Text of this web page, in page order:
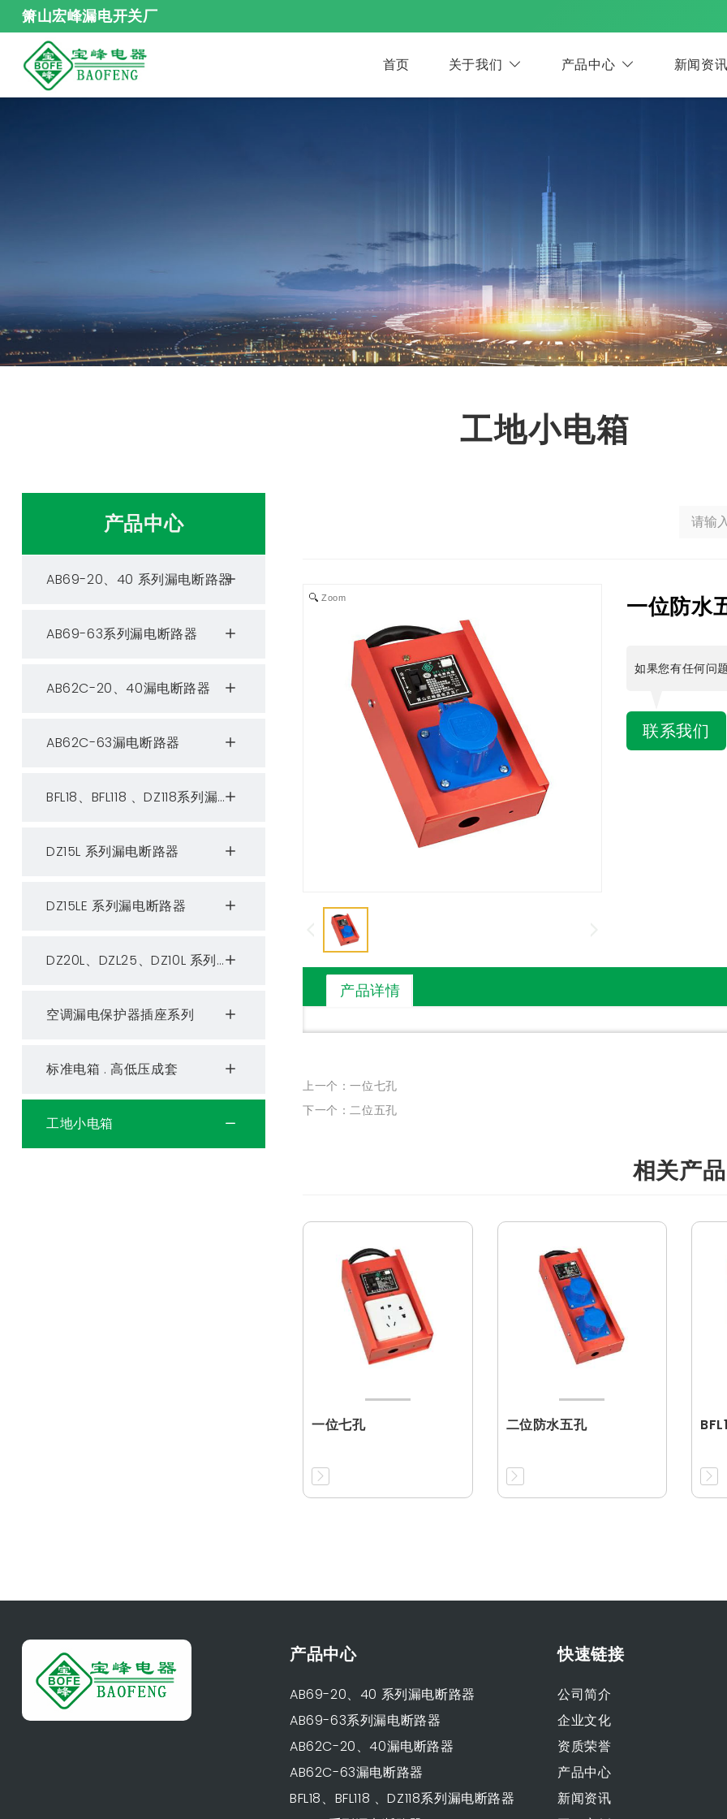
箫山宏峰漏电开关厂
首页 关于我们 产品中心 新闻资
工地小电箱
产品中心
AB69-20、40 系列漏电断路器
AB69-63系列漏电断路器
AB62C-20、40漏电断路器
AB62C-63漏电断路器
BFL18、BFL118 、DZ118系列漏电断路器
DZ15L 系列漏电断路器
DZ15LE 系列漏电断路器
DZ20L、DZL25、DZ10L 系列漏电断路器
空调漏电保护器插座系列
标准电箱 . 高低压成套
工地小电箱
Zoom 一位防水
如果您有任何问
联系我们
产品详情
上一个：一位七孔
下一个：二位五孔
相关产品
一位七孔 二位防水五孔
产品中心
AB69-20、40 系列漏电断路器
AB69-63系列漏电断路器
AB62C-20、40漏电断路器
AB62C-63漏电断路器
BFL18、BFL118 、DZ118系列漏电断路器
快速链接
公司简介
企业文化
资质荣誉
产品中心
新闻资讯